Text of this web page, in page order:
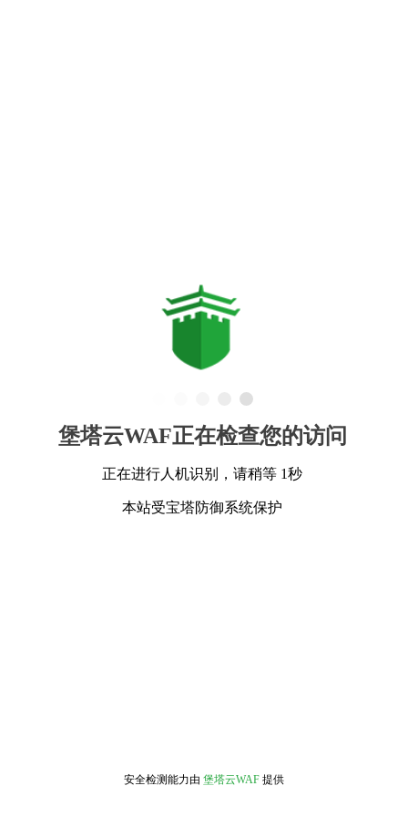
堡塔云WAF正在检查您的访问
正在进行人机识别，请稍等 1秒
本站受宝塔防御系统保护
安全检测能力由 堡塔云WAF 提供